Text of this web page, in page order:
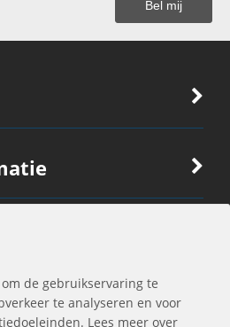
de gebruikservaring te
te analyseren en voor
Lees meer over